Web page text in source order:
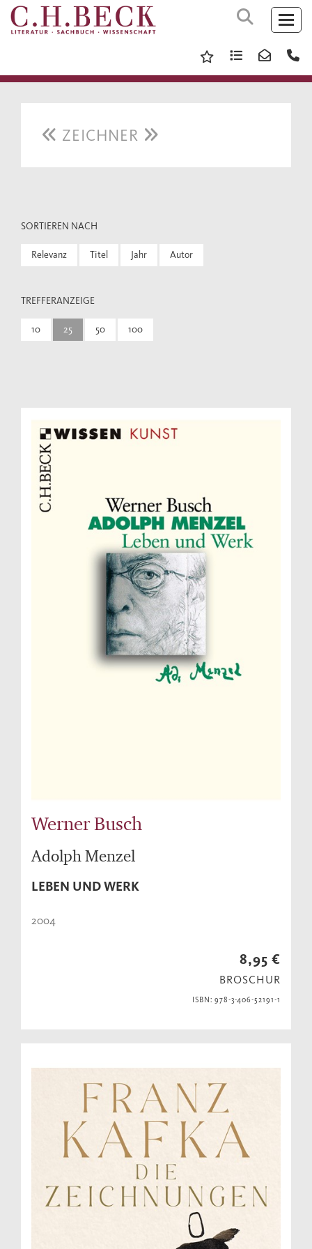
ZEICHNER
SORTIEREN NACH
Relevanz Titel Jahr Autor
TREFFERANZEIGE
10 25 50 100
Werner Busch
Adolph Menzel
LEBEN UND WERK
2004
8,95 €
BROSCHUR
ISBN: 978-3-406-52191-1